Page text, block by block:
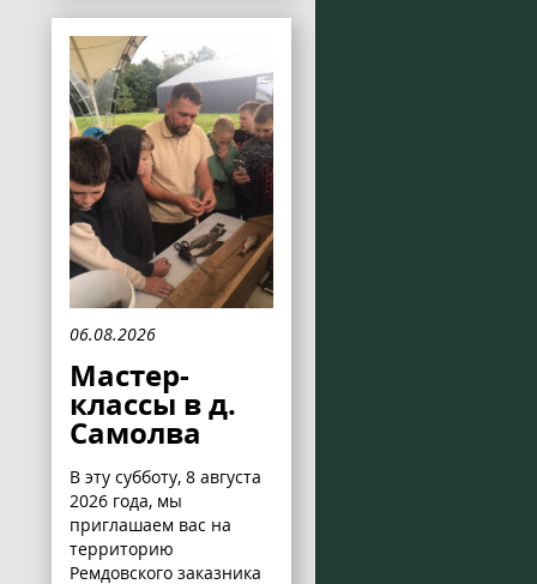
06.08.2026
Мастер-
классы в д.
Самолва
В эту субботу, 8 августа
2026 года, мы
приглашаем вас на
территорию
Ремдовского заказника